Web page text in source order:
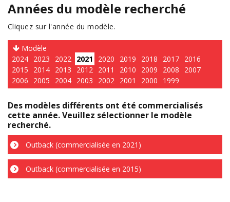
Années du modèle recherché
Cliquez sur l'année du modèle.
Modèle
2024 2023 2022 2021 2020 2019 2018 2017 2016
2015
2014 2013 2012 2011 2010 2009 2008
2007
2006
2005 2004 2003 2002 2001 2000 1999
Des modèles différents ont été commercialisés
cette année. Veuillez sélectionner le modèle
recherché.
Outback (commercialisée en 2021)
Outback (commercialisée en 2015)